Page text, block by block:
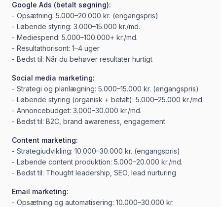
Google Ads (betalt søgning):
- Opsætning: 5.000–20.000 kr. (engangspris)
- Løbende styring: 3.000–15.000 kr./md.
- Mediespend: 5.000–100.000+ kr./md.
- Resultathorisont: 1–4 uger
- Bedst til: Når du behøver resultater hurtigt
Social media marketing:
- Strategi og planlægning: 5.000–15.000 kr. (engangspris)
- Løbende styring (organisk + betalt): 5.000–25.000 kr./md.
- Annoncebudget: 3.000–30.000 kr./md.
- Bedst til: B2C, brand awareness, engagement
Content marketing:
- Strategiudvikling: 10.000–30.000 kr. (engangspris)
- Løbende content produktion: 5.000–20.000 kr./md.
- Bedst til: Thought leadership, SEO, lead nurturing
Email marketing:
- Opsætning og automatisering: 10.000–30.000 kr.